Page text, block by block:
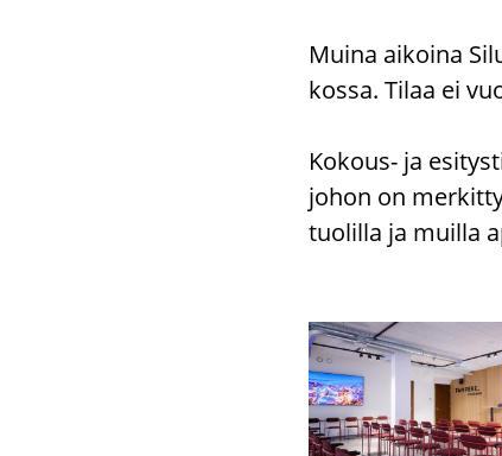
Muina ai­koi­na
kos­sa. Tilaa ei
Kokous-​ ja
johon on
tuo­lil­la ja muil­la